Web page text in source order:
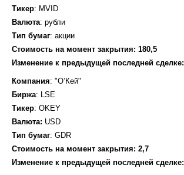
Тикер: MVID
Валюта: рубли
Тип бумаг: акции
Стоимость на момент закрытия: 180,5
Изменение к предыдущей последней сделке:
Компания: "О’Кей"
Биржа: LSE
Тикер: OKEY
Валюта: USD
Тип бумаг: GDR
Стоимость на момент закрытия: 2,7
Изменение к предыдущей последней сделке: